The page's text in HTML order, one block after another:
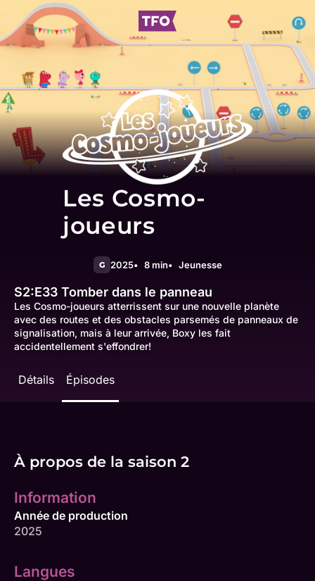
Les Cosmo-
joueurs
G 2025 8 min Jeunesse
S2:E33 Tomber dans le panneau
Les Cosmo-joueurs atterrissent sur une nouvelle planète
avec des routes et des obstacles parsemés de panneaux de
signalisation, mais à leur arrivée, Boxy les fait
accidentellement s'effondrer!
Détails Épisodes
À propos de la saison 2
Information
Année de production
2025
Langues